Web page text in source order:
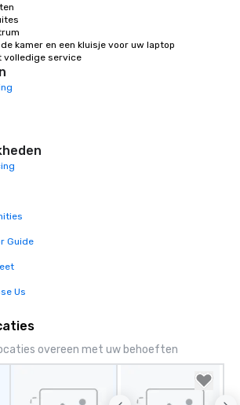
kamer en een kluisje voor uw laptop
volledige service
Guide
Us
overeen met uw behoeften